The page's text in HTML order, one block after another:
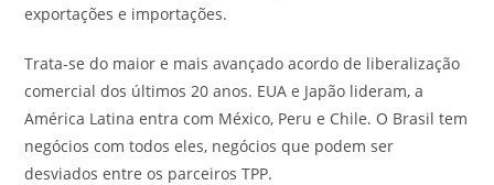
exportações e importações.
Trata-se do maior e mais avançado acordo de liberalização
comercial dos últimos 20 anos. EUA e Japão lideram, a
América Latina entra com México, Peru e Chile. O Brasil tem
negócios com todos eles, negócios que podem ser
desviados entre os parceiros TPP.